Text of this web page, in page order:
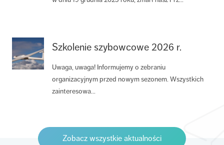
Szkolenie szybowcowe 2026 r.
Uwaga, uwaga! Informujemy o zebraniu
organizacyjnym przed nowym sezonem. Wszystkich
zainteresowa...
Zobacz wszystkie aktualności